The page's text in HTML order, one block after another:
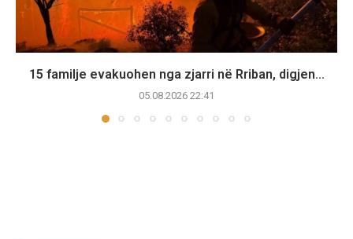
15 familje evakuohen nga zjarri në Rriban, digjen...
05.08.2026 22:41